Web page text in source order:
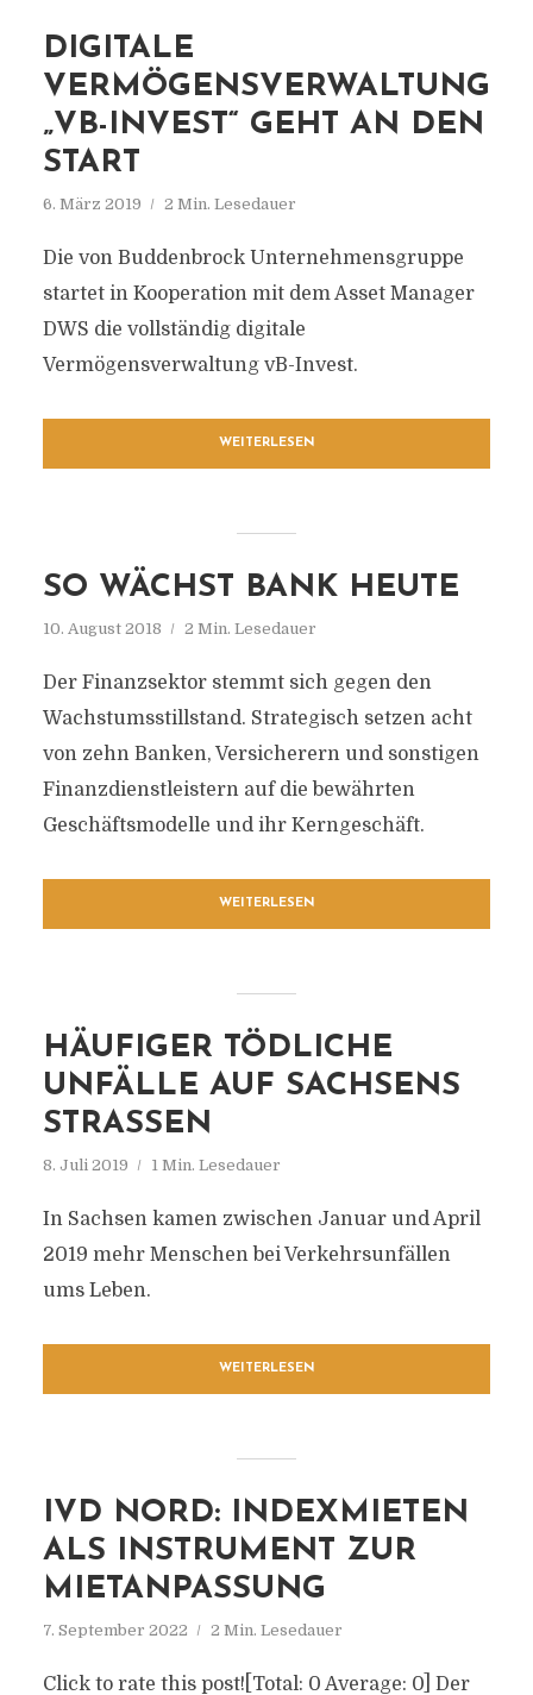
DIGITALE
VERMÖGENSVERWALTUNG
„VB-INVEST“ GEHT AN DEN
START
6. März 2019 2 Min. Lesedauer
Die von Buddenbrock Unternehmensgruppe
startet in Kooperation mit dem Asset Manager
DWS die vollständig digitale
Vermögensverwaltung vB-Invest.
WEITERLESEN
SO WÄCHST BANK HEUTE
10. August 2018 2 Min. Lesedauer
Der Finanzsektor stemmt sich gegen den
Wachstumsstillstand. Strategisch setzen acht
von zehn Banken, Versicherern und sonstigen
Finanzdienstleistern auf die bewährten
Geschäftsmodelle und ihr Kerngeschäft.
WEITERLESEN
HÄUFIGER TÖDLICHE
UNFÄLLE AUF SACHSENS
STRASSEN
8. Juli 2019 1 Min. Lesedauer
In Sachsen kamen zwischen Januar und April
2019 mehr Menschen bei Verkehrsunfällen
ums Leben.
WEITERLESEN
IVD NORD: INDEXMIETEN
ALS INSTRUMENT ZUR
MIETANPASSUNG
7. September 2022 2 Min. Lesedauer
Click to rate this post![Total: 0 Average: 0] Der